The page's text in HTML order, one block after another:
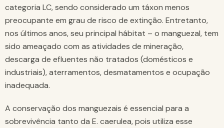
categoria LC, sendo considerado um táxon menos
preocupante em grau de risco de extinção. Entretanto,
nos últimos anos, seu principal hábitat – o manguezal, tem
sido ameaçado com as atividades de mineração,
descarga de efluentes não tratados (domésticos e
industriais), aterramentos, desmatamentos e ocupação
inadequada.
A conservação dos manguezais é essencial para a
sobrevivência tanto da E. caerulea, pois utiliza esse